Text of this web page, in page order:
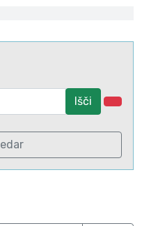
Išči